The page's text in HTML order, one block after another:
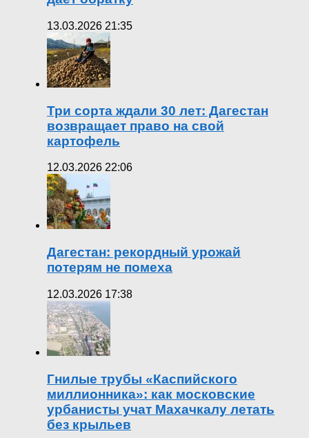
13.03.2026 21:35
Три сорта ждали 30 лет: Дагестан
возвращает право на свой
картофель
12.03.2026 22:06
Дагестан: рекордный урожай
потерям не помеха
12.03.2026 17:38
Гнилые трубы «Каспийского
миллионника»: как московские
урбанисты учат Махачкалу летать
без крыльев